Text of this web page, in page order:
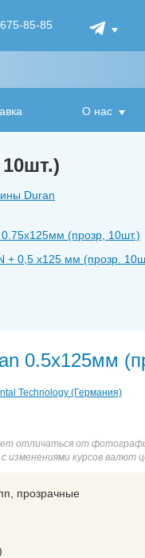
85-85
О нас
Duran
(прозр, 10шт.)
+ 0,5 x125 мм (прозр.
0.5х125мм
Technology (Германия)
отличаться от
изменениями курсов валют
прозрачные